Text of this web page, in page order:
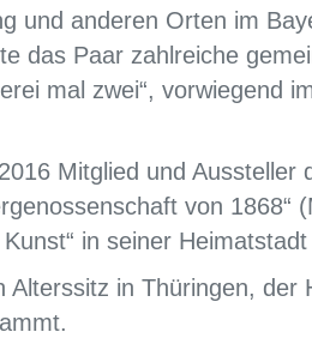
und anderen Orten im
das Paar zahlreiche
mal zwei“, vorwiegend
Mitglied und Aussteller
von 1868“
in seiner
in Thüringen, der